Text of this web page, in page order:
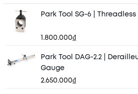
Park Tool SG-6 |
1.800.000₫
Park Tool DAG-2.2 |
Gauge
2.650.000₫